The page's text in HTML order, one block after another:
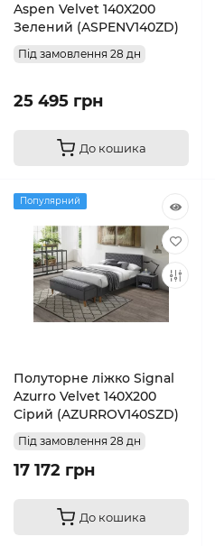
Aspen Velvet 140X200
Зелений (ASPENV140ZD)
Під замовлення 28 дн
25 495 грн
До кошика
Популярний
Полуторне ліжко Signal
Azurro Velvet 140X200
Сірий (AZURROV140SZD)
Під замовлення 28 дн
17 172 грн
До кошика